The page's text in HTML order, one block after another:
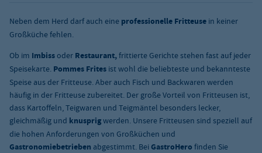
Neben dem Herd darf auch eine professionelle Fritteuse in keiner
Großküche fehlen.
Ob im Imbissoder Restaurant,frittierte Gerichte stehen fast auf jeder
Speisekarte. Pommes Frites ist wohl die beliebteste und bekannteste
Speise aus der Fritteuse. Aber auch Fisch und Backwaren werden
häufig in der Fritteuse zubereitet. Der große Vorteil von Fritteusen ist,
dass Kartoffeln, Teigwaren und Teigmäntel besonders lecker,
gleichmäßig und knusprigwerden. Unsere Fritteusen sind speziell auf
die hohen Anforderungen von Großküchen und
Gastronomiebetrieben abgestimmt. BeiGastroHero finden Sie